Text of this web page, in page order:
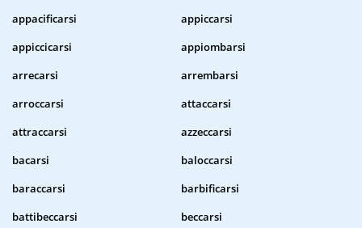
appacificarsi
appiccarsi
appiccicarsi
appiombarsi
arrecarsi
arrembarsi
arroccarsi
attaccarsi
attraccarsi
azzeccarsi
bacarsi
baloccarsi
baraccarsi
barbificarsi
battibeccarsi
beccarsi